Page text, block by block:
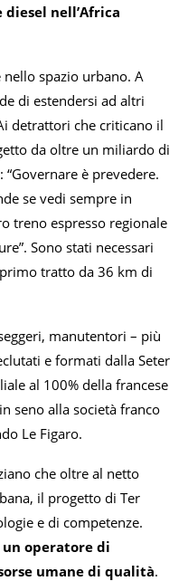
nell’Africa
spazio urbano. A
di estendersi ad altri
detrattori che criticano il
da oltre un miliardo di
è prevedere.
se vedi sempre in
treno espresso regionale
Sono stati necessari
tratto da 36 km di
manutentori – più
e formati dalla Seter
al 100% della francese
seno alla società franco
Le Figaro.
che oltre al netto
il progetto di Ter
e di competenze.
un operatore di
umane di qualità.